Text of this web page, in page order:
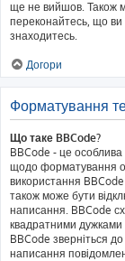
ще не вийшов. Також
переконайтесь, що
знаходитесь.
Догори
Форматування
Що таке BBCode?
BBCode - це особлива
щодо форматування
використання
також може бути
написання. BBCode
квадратними дужками
BBCode зверніться
написання